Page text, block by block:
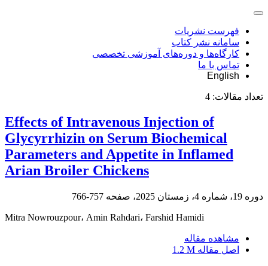
فهرست نشریات
سامانه نشر کتاب
کارگاه‌ها و دوره‌های آموزشی تخصصی
تماس با ما
English
تعداد مقالات: 4
Effects of Intravenous Injection of
Glycyrrhizin on Serum Biochemical
Parameters and Appetite in Inflamed
Arian Broiler Chickens
دوره 19، شماره 4، زمستان 2025، صفحه 757-766
Mitra Nowrouzpour، Amin Rahdari، Farshid Hamidi
مشاهده مقاله
اصل مقاله 1.2 M